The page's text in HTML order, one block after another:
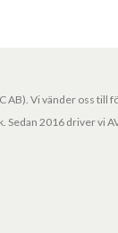
AB). Vi vänder oss
2016 driver vi